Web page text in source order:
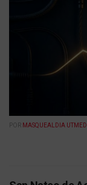
POR MASQUEALDIA